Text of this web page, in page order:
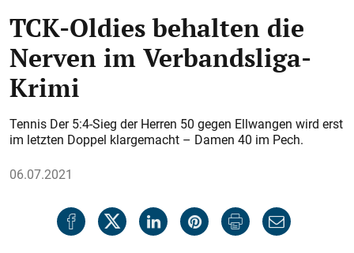
TCK-Oldies behalten die
Nerven im Verbandsliga-
Krimi
Tennis Der 5:4-Sieg der Herren 50 gegen Ellwangen wird erst
im letzten Doppel klargemacht – Damen 40 im Pech.
06.07.2021